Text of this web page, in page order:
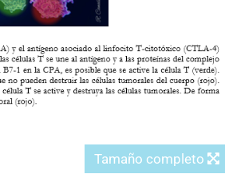
Tamaño completo